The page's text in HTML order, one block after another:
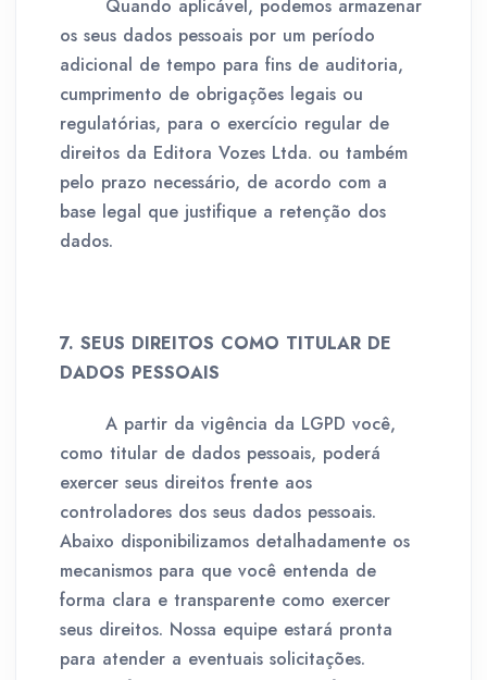
Quando aplicável, podemos armazenar
os seus dados pessoais por um período
adicional de tempo para fins de auditoria,
cumprimento de obrigações legais ou
regulatórias, para o exercício regular de
direitos da Editora Vozes Ltda. ou também
pelo prazo necessário, de acordo com a
base legal que justifique a retenção dos
dados.
7. SEUS DIREITOS COMO TITULAR DE
DADOS PESSOAIS
A partir da vigência da LGPD você,
como titular de dados pessoais, poderá
exercer seus direitos frente aos
controladores dos seus dados pessoais.
Abaixo disponibilizamos detalhadamente os
mecanismos para que você entenda de
forma clara e transparente como exercer
seus direitos. Nossa equipe estará pronta
para atender a eventuais solicitações.